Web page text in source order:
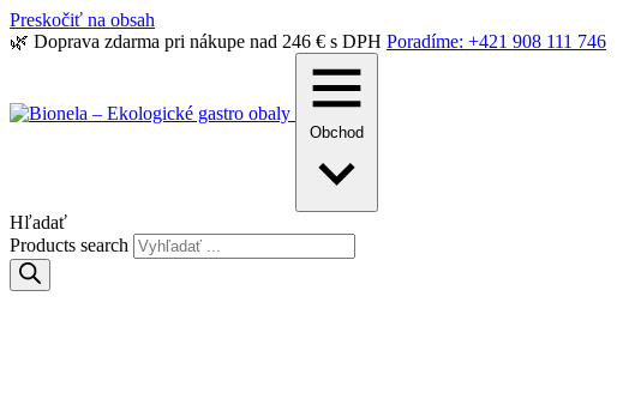
Preskočiť na obsah
🌿 Doprava zdarma pri nákupe nad 246 € s DPH Poradíme: +421 908 111 746
Obchod
Hľadať
Products search